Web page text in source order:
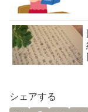
シェアする